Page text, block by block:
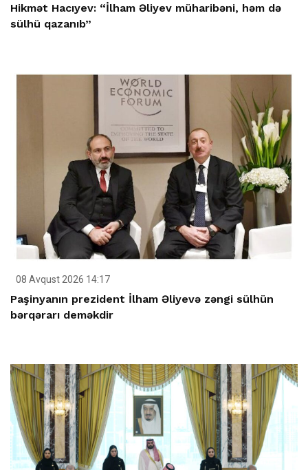
Hikmət Hacıyev: “İlham Əliyev müharibəni, həm də
sülhü qazanıb”
08 Avqust 2026 14:17
Paşinyanın prezident İlham Əliyevə zəngi sülhün
bərqərarı deməkdir